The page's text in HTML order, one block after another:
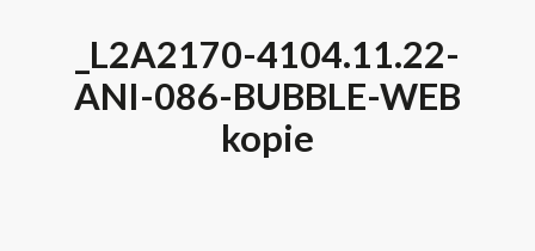
_L2A2170-4104.11.22-
ANI-086-BUBBLE-WEB
kopie